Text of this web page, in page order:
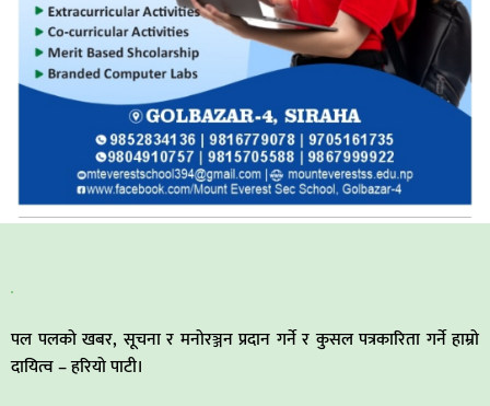
पल पलको खबर, सूचना र मनोरञ्जन प्रदान गर्ने र कुसल पत्रकारिता गर्ने हाम्रो
दायित्व – हरियो पाटी।